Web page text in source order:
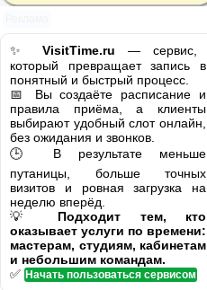
✨ VisitTime.ru — сервис,
который превращает запись в
понятный и быстрый процесс.
📅 Вы создаёте расписание и
правила приёма, а клиенты
выбирают удобный слот онлайн,
без ожидания и звонков.
🕒 В результате меньше
путаницы, больше точных
визитов и ровная загрузка на
неделю вперёд.
💡 Подходит тем, кто
оказывает услуги по времени:
мастерам, студиям, кабинетам
и небольшим командам.
✅ Начать пользоваться сервисом